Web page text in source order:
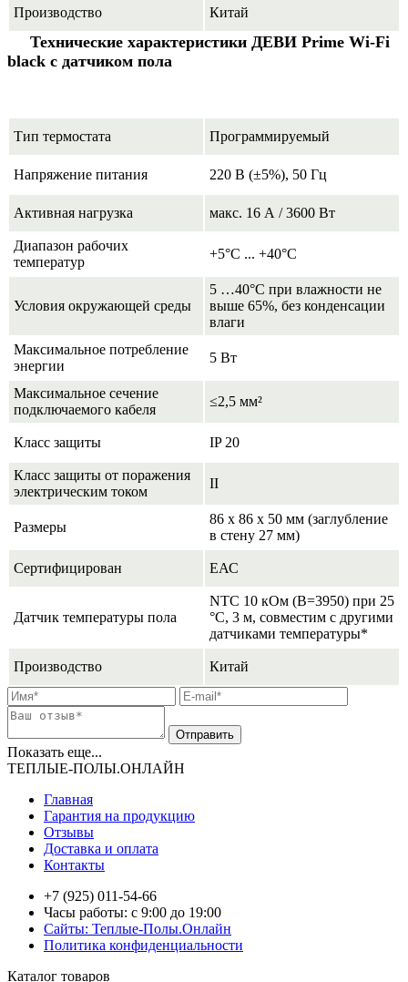
Производство Китай
Технические характеристики ДЕВИ Prime Wi-Fi
black с датчиком пола
Тип термостата Программируемый
Напряжение питания 220 В (±5%), 50 Гц
Активная нагрузка макс. 16 А / 3600 Вт
Диапазон рабочих
температур
+5°C ... +40°C
Условия окружающей среды
5 …40°С при влажности не
выше 65%, без конденсации
влаги
Максимальное потребление
энергии
5 Вт
Максимальное сечение
подключаемого кабеля
≤2,5 мм²
Класс защиты IP 20
Класс защиты от поражения
электрическим током
II
Размеры
86 х 86 х 50 мм (заглубление
в стену 27 мм)
Сертифицирован ЕАС
Датчик температуры пола
NTC 10 кОм (B=3950) при 25
°C, 3 м, совместим с другими
датчиками температуры*
Производство Китай
Показать еще...
ТЕПЛЫЕ-ПОЛЫ.ОНЛАЙН
Главная
Гарантия на продукцию
Отзывы
Доставка и оплата
Контакты
+7 (925) 011-54-66
Часы работы: с 9:00 до 19:00
Сайты: Теплые-Полы.Онлайн
Политика конфиденциальности
Каталог товаров